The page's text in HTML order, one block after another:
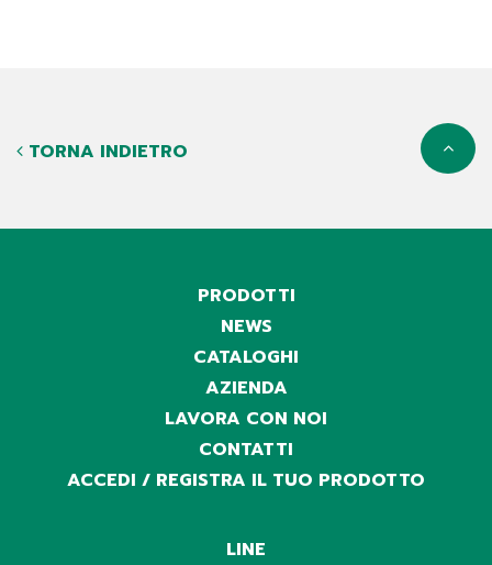
TORNA INDIETRO
PRODOTTI
NEWS
CATALOGHI
AZIENDA
LAVORA CON NOI
CONTATTI
ACCEDI / REGISTRA IL TUO PRODOTTO
LINE